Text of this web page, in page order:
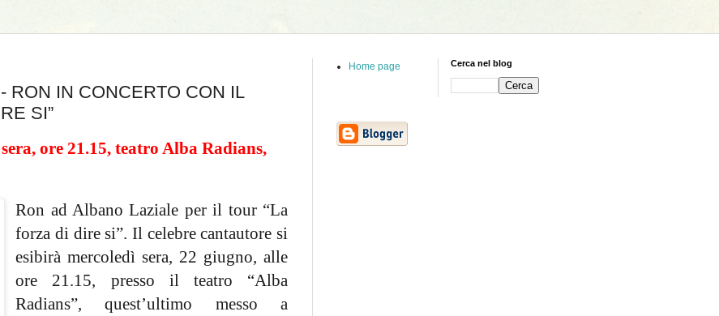
RON IN CONCERTO CON IL
SI”
ore 21.15, teatro Alba Radians,
Ron ad Albano Laziale per il tour “La
forza di dire si”. Il celebre cantautore si
esibirà mercoledì sera, 22 giugno, alle
ore 21.15, presso il teatro “Alba
Radians”, quest’ultimo messo a
Home page Cerca nel blog